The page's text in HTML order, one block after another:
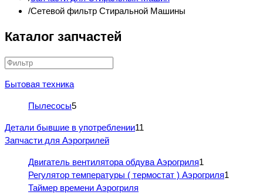
Сетевой фильтр Стиральной Машины
Каталог запчастей
Бытовая техника
Пылесосы5
Детали бывшие в употреблении11
Запчасти для Аэрогрилей
Двигатель вентилятора обдува Аэрогриля1
Регулятор температуры ( термостат ) Аэрогриля1
Таймер времени Аэрогриля